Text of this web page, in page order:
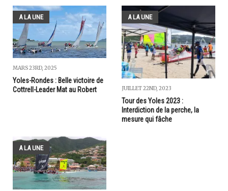
A LA UNE
MARS 23RD, 2025
Yoles-Rondes : Belle victoire de
Cottrell-Leader Mat au Robert
A LA UNE
JUILLET 22ND, 2023
Tour des Yoles 2023 :
Interdiction de la perche, la
mesure qui fâche
A LA UNE